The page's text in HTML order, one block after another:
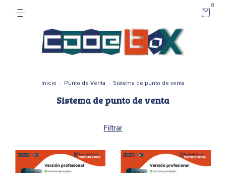
0
Inicio . Punto de Venta . Sistema de punto de venta
Sistema de punto de venta
Filtrar